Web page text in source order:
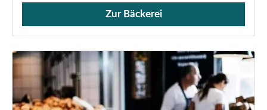
Verkauf von Brötchen,
Zur Bäckerei